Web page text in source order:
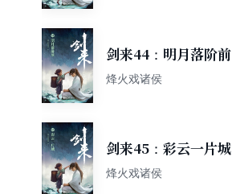
剑来44：明月落阶前
烽火戏诸侯
剑来45：彩云一片城
烽火戏诸侯